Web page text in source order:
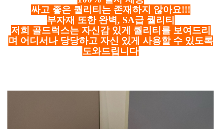
싸고 좋은 퀄리티는 존재하지 않아요!!!
부자재 또한 완벽, SA급 퀄리티
저희 골드럭스는 자신감 있게 퀄리티를 보여드리
며 어디서나 당당하고 자신 있게 사용할 수 있도록
도와드립니다